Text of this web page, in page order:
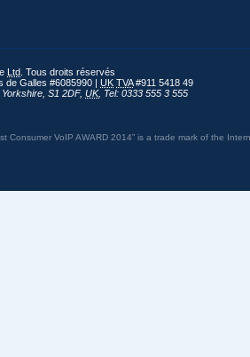
Ltd . Tous droits réservés
de Galles #6085990 | UK TVA#911 5418 49
Yorkshire S1 2DF, UK, Tel: 0333 555 3 555
Consumer VoIP AWARD 2014” is a trade mark of the